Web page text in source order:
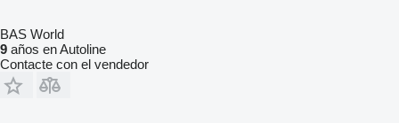
BAS World
9 años en Autoline
Contacte con el vendedor